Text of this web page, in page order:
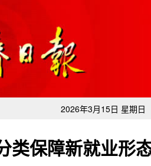
2026年3月15日 星期日
类保障新就业形